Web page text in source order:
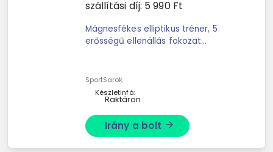
szállítási díj: 5 990Ft
Mágnesfékes elliptikus tréner, 5
erősségű ellenállás fokozat
sebesség, megtett út, ...
SportSarok
Készletinfó:
Raktáron
Irány a bolt arrow_forward